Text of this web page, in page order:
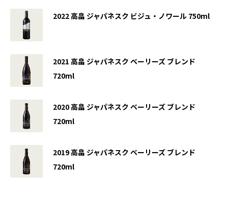
2022高畠 ジャパネスク ビジュ・ノワール 750ml
2021 高畠 ジャパネスク ベーリーズ ブレンド
720ml
2020高畠 ジャパネスク ベーリーズ ブレンド
720ml
2019高畠 ジャパネスク ベーリーズ ブレンド
720ml